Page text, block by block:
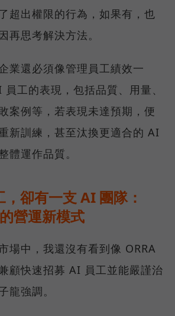
超出權限的行為，如果有，也
再思考解決方法。
業還必須像管理員工績效一
工的表現，包括品質、用量、
案例等，若表現未達預期，便
新訓練，甚至汰換更適合的 AI
體運作品質。
卻有一支 AI 團隊：
營運新模式
場中，我還沒有看到像 ORRA
顧快速招募 AI 員工並能嚴謹治
龍強調。